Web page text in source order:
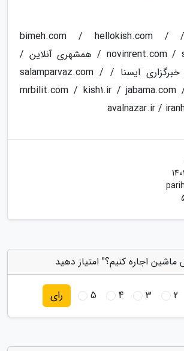
منبع: کجارو / bimeh.com / hellokish.com /
novinrent.com / saadatrent.com / همشهری آنلاین /
خبرگزاری مهر / خبرگزاری ایسنا / salamparvaz.com /
mrbilit.com / kish1.ir / jabama.com
avalnazar.ir /
اجاره کنیم؟" امتیاز دهید
2
3
4
5 رای